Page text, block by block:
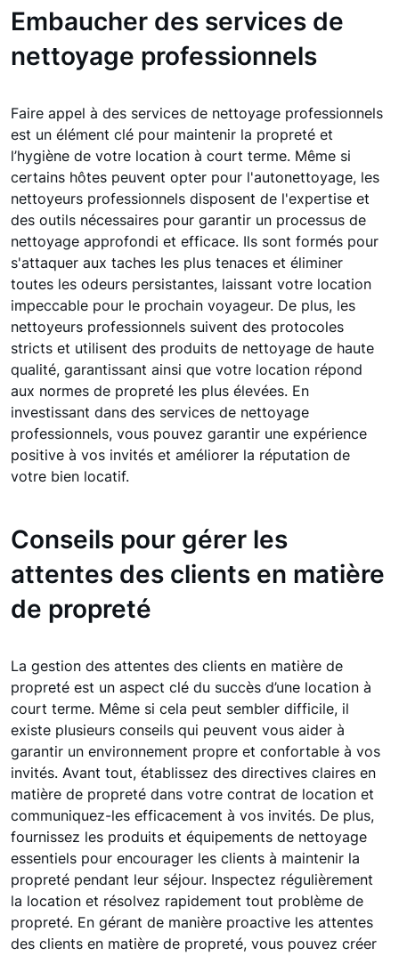
Embaucher des services de
nettoyage professionnels
Faire appel à des services de nettoyage professionnels
est un élément clé pour maintenir la propreté et
l’hygiène de votre location à court terme. Même si
certains hôtes peuvent opter pour l'autonettoyage, les
nettoyeurs professionnels disposent de l'expertise et
des outils nécessaires pour garantir un processus de
nettoyage approfondi et efficace. Ils sont formés pour
s'attaquer aux taches les plus tenaces et éliminer
toutes les odeurs persistantes, laissant votre location
impeccable pour le prochain voyageur. De plus, les
nettoyeurs professionnels suivent des protocoles
stricts et utilisent des produits de nettoyage de haute
qualité, garantissant ainsi que votre location répond
aux normes de propreté les plus élevées. En
investissant dans des services de nettoyage
professionnels, vous pouvez garantir une expérience
positive à vos invités et améliorer la réputation de
votre bien locatif.
Conseils pour gérer les
attentes des clients en matière
de propreté
La gestion des attentes des clients en matière de
propreté est un aspect clé du succès d’une location à
court terme. Même si cela peut sembler difficile, il
existe plusieurs conseils qui peuvent vous aider à
garantir un environnement propre et confortable à vos
invités. Avant tout, établissez des directives claires en
matière de propreté dans votre contrat de location et
communiquez-les efficacement à vos invités. De plus,
fournissez les produits et équipements de nettoyage
essentiels pour encourager les clients à maintenir la
propreté pendant leur séjour. Inspectez régulièrement
la location et résolvez rapidement tout problème de
propreté. En gérant de manière proactive les attentes
des clients en matière de propreté, vous pouvez créer